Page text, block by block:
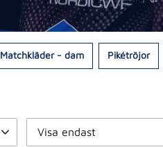
Matchkläder - dam Pikétröjor
Visa endast